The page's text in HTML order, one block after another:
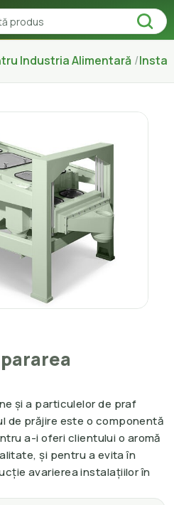
Industria Alimentară
și a particulelor de praf
de prăjire este o componentă
a-i oferi clientului o aromă
și pentru a evita în
avarierea instalațiilor în